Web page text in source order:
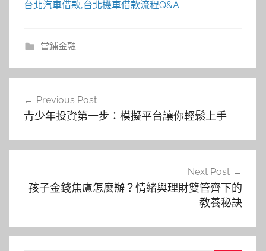
台北汽車借款,台北機車借款流程Q&A
當鋪金融
覽
Previous Post
青少年投資第一步：模擬平台讓你輕鬆上手
Next Post
孩子金錢焦慮怎麼辦？情緒與理財雙管齊下的
教養秘訣